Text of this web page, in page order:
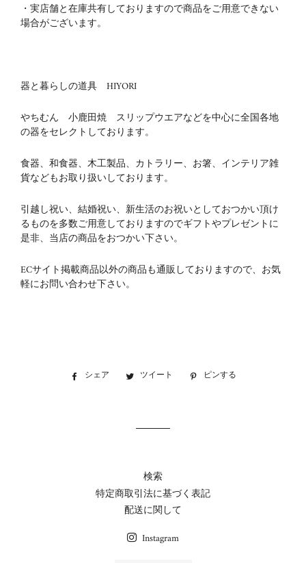
・実店舗と在庫共有しておりますので商品をご用意できない
場合がございます。
器と暮らしの道具 HIYORI
やちむん 小鹿田焼 スリップウエアなどを中心に全国各地
の器をセレクトしております。
食器、和食器、木工製品、カトラリー、お箸、インテリア雑
貨などもお取り扱いしております。
引越し祝い、結婚祝い、新生活のお祝いとしておつかい頂け
るものを多数ご用意しておりますのでギフトやプレゼントに
是非、当店の商品をおつかい下さい。
ECサイト掲載商品以外の商品も通販しておりますので、お気
軽にお問い合わせ下さい。
シェア
Facebookツイート
Twitter ピンする
検索
特定商取引法に基づく表記
配送に関して
Instagram